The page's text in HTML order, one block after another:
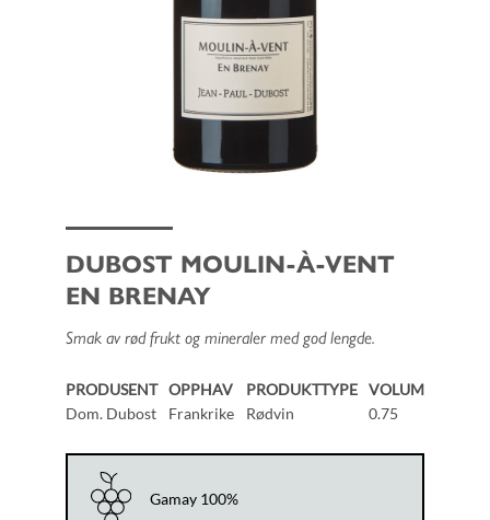
DUBOST MOULIN-À-VENT
EN BRENAY
Smak av rød frukt og mineraler med god lengde.
PRODUSENT
Dom. Dubost
OPPHAV
Frankrike
PRODUKTTYPE
Rødvin
VOLUM
0.75
Gamay 100%